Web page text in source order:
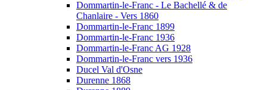
Dommartin-le-Franc - Le Bachellé & de
Chanlaire - Vers 1860
Dommartin-le-Franc 1899
Dommartin-le-Franc 1936
Dommartin-le-Franc AG 1928
Dommartin-le-Franc vers 1936
Ducel Val d'Osne
Durenne 1868